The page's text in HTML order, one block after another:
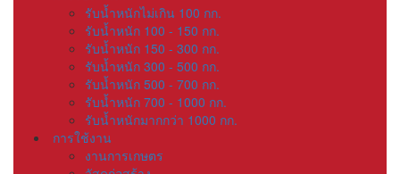
รับน้ำหนักไม่เกิน 100 กก.
รับน้ำหนัก 100 - 150 กก.
รับน้ำหนัก 150 - 300 กก.
รับน้ำหนัก 300 - 500 กก.
รับน้ำหนัก 500 - 700 กก.
รับน้ำหนัก 700 - 1000 กก.
รับน้ำหนักมากกว่า 1000 กก.
การใช้งาน
งานการเกษตร